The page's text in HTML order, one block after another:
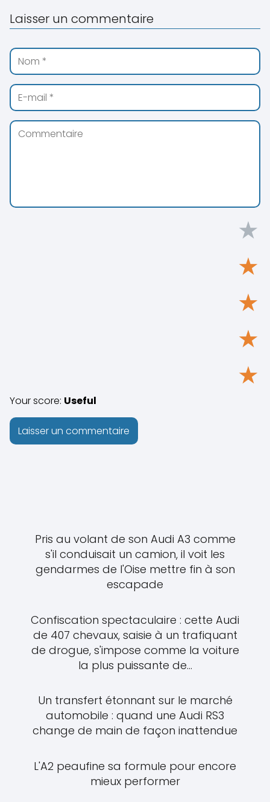
Laisser un commentaire
★
★
★
★
★
Your score: Useful
Pris au volant de son Audi A3 comme
s'il conduisait un camion, il voit les
gendarmes de l'Oise mettre fin à son
escapade
Confiscation spectaculaire : cette Audi
de 407 chevaux, saisie à un trafiquant
de drogue, s'impose comme la voiture
la plus puissante de...
Un transfert étonnant sur le marché
automobile : quand une Audi RS3
change de main de façon inattendue
L'A2 peaufine sa formule pour encore
mieux performer